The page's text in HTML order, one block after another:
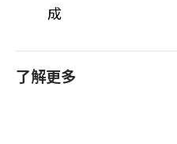
成
了解更多